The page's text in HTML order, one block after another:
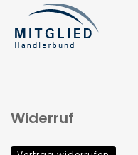
Widerruf